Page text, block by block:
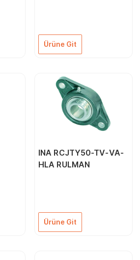
Ürüne Git
INA RCJTY50-TV-VA-
HLA RULMAN
Ürüne Git